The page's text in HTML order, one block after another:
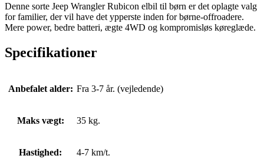
Denne sorte Jeep Wrangler Rubicon elbil til børn er det oplagte valg
for familier, der vil have det ypperste inden for børne-offroadere.
Mere power, bedre batteri, ægte 4WD og kompromisløs køreglæde.
Specifikationer
Anbefalet alder: Fra 3-7 år. (vejledende)
Maks vægt: 35 kg.
Hastighed: 4-7 km/t.